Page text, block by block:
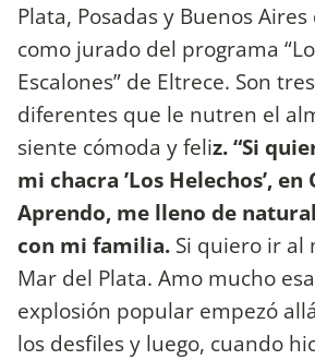
Plata, Posadas y Buenos
como jurado del programa
Escalones” de Eltrece. Son
diferentes que le nutren el
siente cómoda y feliz. “Si
mi chacra ’Los Helechos’, en
Aprendo, me lleno de
con mi familia. Si quiero ir al
Mar del Plata. Amo mucho
explosión popular empezó
los desfiles y luego, cuando